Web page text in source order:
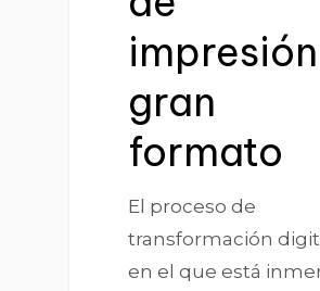
impresión
gran
formato
El proceso de
transformación
en el que está